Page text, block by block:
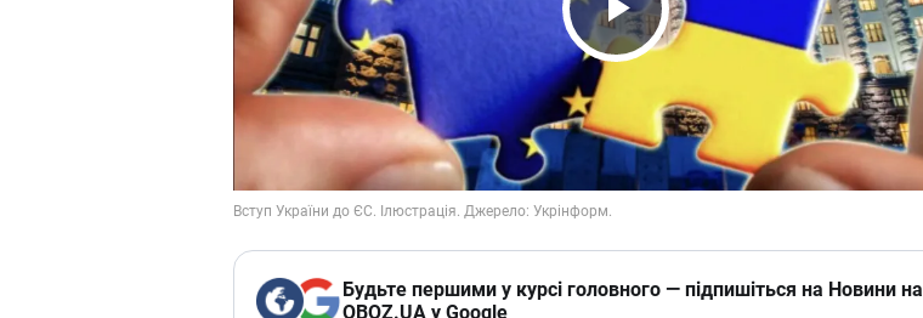
Play Video
Будьте першими у курсі головного — підпишіться на Новини на
OBOZ.UA у Google